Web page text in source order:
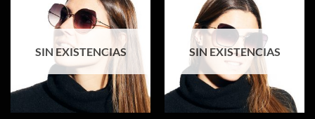
Añadir
a la
lista de
deseos
SIN EXISTENCIAS SIN EXISTENCIAS